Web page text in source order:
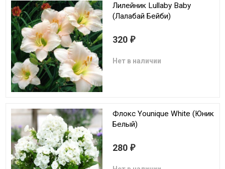
Лилейник Lullaby Baby
(Лалабай Бейби)
320 ₽
Нет в наличии
Флокс Younique White (Юник
Белый)
280 ₽